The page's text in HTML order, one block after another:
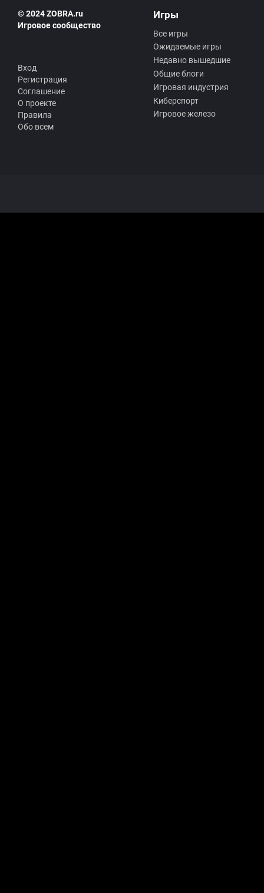
© 2024 ZOBRA.ru
Игровое сообщество
Вход
Регистрация
Соглашение
О проекте
Правила
Обо всем
Игры
Все игры
Ожидаемые игры
Недавно вышедшие
Общие блоги
Игровая индустрия
Киберспорт
Игровое железо